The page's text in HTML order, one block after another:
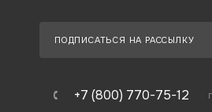
ПОДПИСАТЬСЯ НА РАССЫЛКУ
+7 (800) 770-75-12